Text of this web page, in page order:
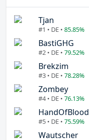
Tjan
#1 • DE • 85.85%
BastiGHG
#2 • DE • 79.52%
Brekzim
#3 • DE • 78.28%
Zombey
#4 • DE • 76.13%
HandOfBlood
#5 • DE • 75.59%
Wautscher